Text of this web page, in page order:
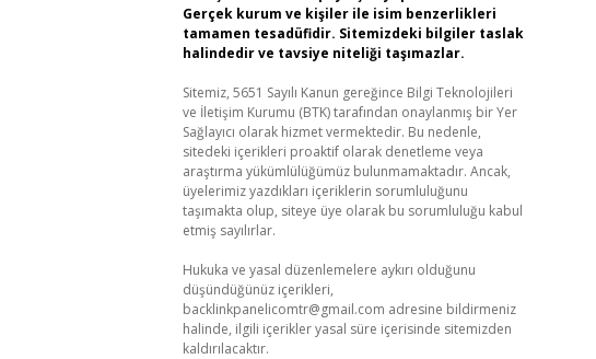
Gerçek kurum ve kişiler ile isim benzerlikleri
tamamen tesadüfidir. Sitemizdeki bilgiler taslak
halindedir ve tavsiye niteliği taşımazlar.
Sitemiz, 5651 Sayılı Kanun gereğince Bilgi Teknolojileri
ve İletişim Kurumu (BTK) tarafından onaylanmış bir Yer
Sağlayıcı olarak hizmet vermektedir. Bu nedenle,
sitedeki içerikleri proaktif olarak denetleme veya
araştırma yükümlülüğümüz bulunmamaktadır. Ancak,
üyelerimiz yazdıkları içeriklerin sorumluluğunu
taşımakta olup, siteye üye olarak bu sorumluluğu kabul
etmiş sayılırlar.
Hukuka ve yasal düzenlemelere aykırı olduğunu
düşündüğünüz içerikleri,
backlinkpanelicomtr@gmail.com adresine bildirmeniz
halinde, ilgili içerikler yasal süre içerisinde sitemizden
kaldırılacaktır.